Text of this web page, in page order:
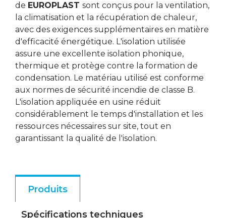
de EUROPLAST sont conçus pour la ventilation,
la climatisation et la récupération de chaleur,
avec des exigences supplémentaires en matière
d'efficacité énergétique. L'isolation utilisée
assure une excellente isolation phonique,
thermique et protège contre la formation de
condensation. Le matériau utilisé est conforme
aux normes de sécurité incendie de classe B.
L'isolation appliquée en usine réduit
considérablement le temps d'installation et les
ressources nécessaires sur site, tout en
garantissant la qualité de l'isolation.
Produits
Spécifications techniques